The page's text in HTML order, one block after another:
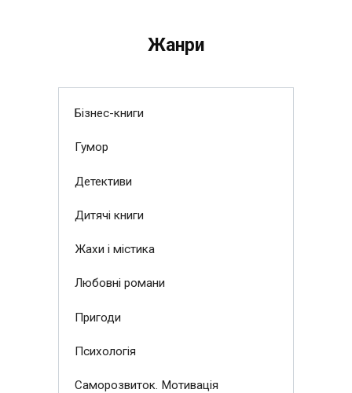
Жанри
Бізнес-книги
Гумор
Детективи
Дитячі книги
Жахи і містика
Любовні романи
Пригоди
Психологія
Саморозвиток. Мотивація